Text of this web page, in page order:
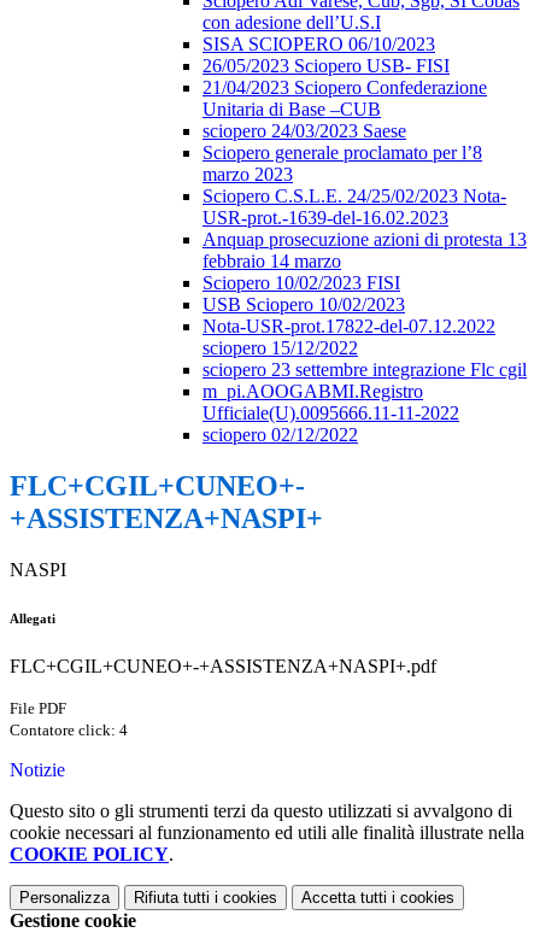
con adesione dell’U.S.I
SISA SCIOPERO 06/10/2023
26/05/2023 Sciopero USB- FISI
21/04/2023 Sciopero Confederazione
Unitaria di Base –CUB
sciopero 24/03/2023 Saese
Sciopero generale proclamato per l’8
marzo 2023
Sciopero C.S.L.E. 24/25/02/2023 Nota-
USR-prot.-1639-del-16.02.2023
Anquap prosecuzione azioni di protesta 13
febbraio 14 marzo
Sciopero 10/02/2023 FISI
USB Sciopero 10/02/2023
Nota-USR-prot.17822-del-07.12.2022
sciopero 15/12/2022
sciopero 23 settembre integrazione Flc cgil
m_pi.AOOGABMI.Registro
Ufficiale(U).0095666.11-11-2022
sciopero 02/12/2022
FLC+CGIL+CUNEO+-
+ASSISTENZA+NASPI+
NASPI
Allegati
FLC+CGIL+CUNEO+-+ASSISTENZA+NASPI+.pdf
File PDF
Contatore click: 4
Notizie
Questo sito o gli strumenti terzi da questo utilizzati si avvalgono di
cookie necessari al funzionamento ed utili alle finalità illustrate nella
COOKIE POLICY.
Personalizza Rifiuta tutti i cookies Accetta tutti i cookies
Gestione cookie